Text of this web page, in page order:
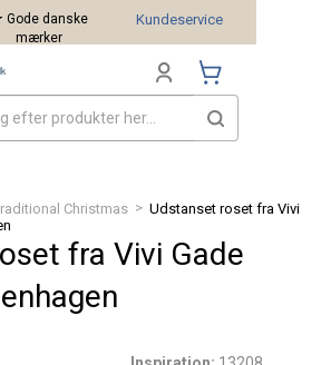
Christmas > Udstanset roset fra Vivi
fra Vivi Gade
Gode danske
mærker
Kundeservice
Mærker